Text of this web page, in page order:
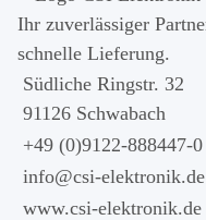
Ihr zuver­läs­siger
schnel­le Lie­ferung.
Südliche Ringstr. 32
91126 Schwabach
+49 (0)9122-888447-0
info@csi-elektronik.de
www.csi-elektronik.de